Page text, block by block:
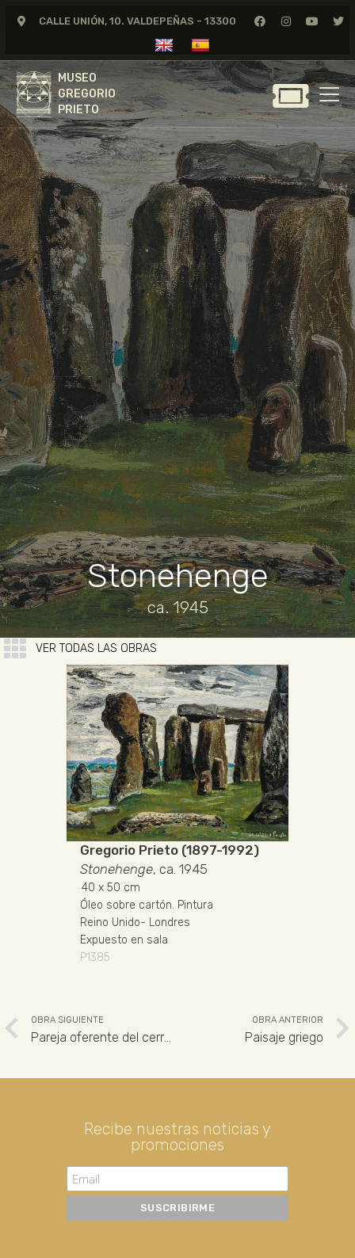
CALLE UNIÓN, 10. VALDEPEÑAS - 13300
MUSEO
GREGORIO
PRIETO
MUSEO
GREGORIO
PRIETO
GREGORIO PRIETO
MUSEO
ARCHIVO
CERTAMEN DE DIBUJO
FUNDACIÓN
TIENDA
NOTICIAS
Stonehenge
ca. 1945
VER TODAS LAS OBRAS
Gregorio Prieto (1897-1992)
Stonehenge, ca. 1945
40 x 50 cm
Óleo sobre cartón. Pintura
Reino Unido- Londres
Expuesto en sala
P1385
OBRA SIGUIENTE
Pareja oferente del cerro de los Santos
OBRA ANTERIOR
Paisaje griego
Recibe nuestras noticias y
promociones